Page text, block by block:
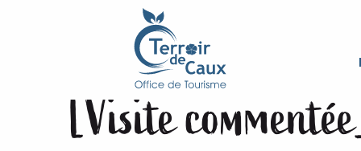
Aufenthalt
Samstag 8. august um 16:00 / Freitag 14.
[Visite